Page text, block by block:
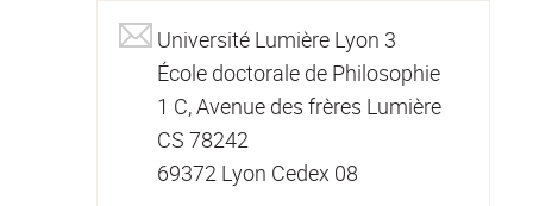
Université Lumière Lyon 3
École doctorale de Philosophie
1 C, Avenue des frères Lumière
CS 78242
69372 Lyon Cedex 08